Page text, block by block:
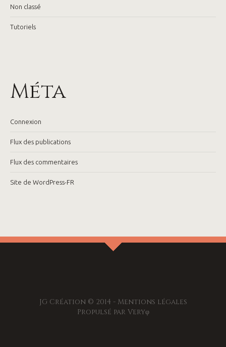
Non classé
Tutoriels
Méta
Connexion
Flux des publications
Flux des commentaires
Site de WordPress-FR
JG Création © 2014 - Mentions légales
Propulsé par Veryφ